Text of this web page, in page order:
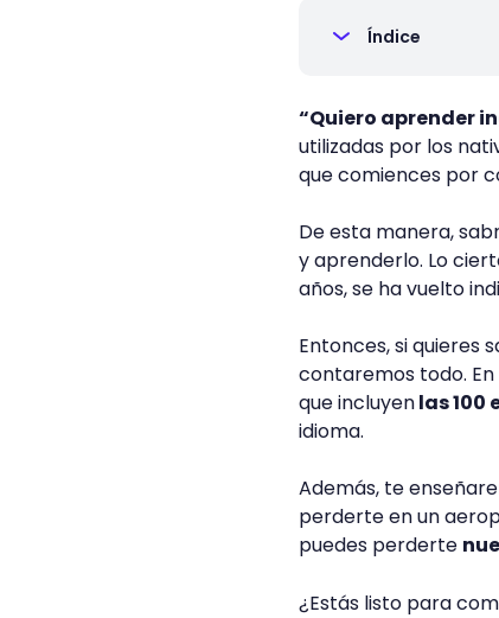
Índice
“Quiero aprender
utilizadas por los
que comiences por
De esta manera,
y aprenderlo. Lo
años, se ha vuelto
Entonces, si quieres
contaremos todo.
que incluyenlas 100
idioma.
Además, te
perderte en un
puedes perderte
¿Estás listo para